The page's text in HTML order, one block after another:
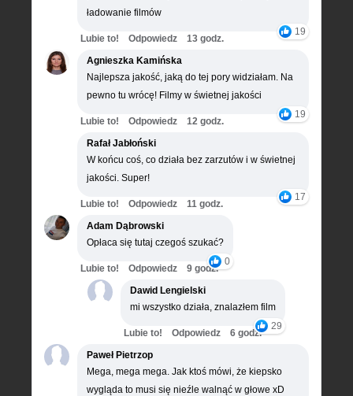
ładowanie filmów
19
Lubie to! Odpowiedz
13 godz.
Agnieszka Kamińska
Najlepsza jakość, jaką do tej pory widziałam. Na
pewno tu wrócę! Filmy w świetnej jakości
19
Lubie to! Odpowiedz
12 godz.
Rafał Jabłoński
W końcu coś, co działa bez zarzutów i w świetnej
jakości. Super!
17
Lubie to! Odpowiedz
11 godz.
Adam Dąbrowski
Opłaca się tutaj czegoś szukać?
0
Lubie to! Odpowiedz
9 godz.
Dawid Lengielski
mi wszystko działa, znalazłem film
29
Lubie to! Odpowiedz
6 godz.
Paweł Pietrzop
Mega, mega mega. Jak ktoś mówi, że kiepsko
wygląda to musi się nieźle walnąć w głowe xD